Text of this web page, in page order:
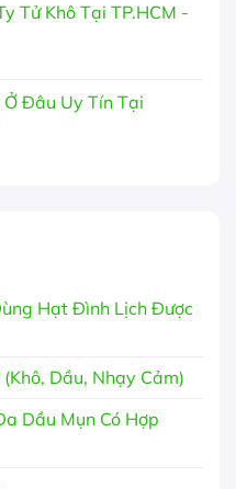
Tử Khô Tại TP.HCM -
Đâu Uy Tín Tại
Hạt Đình Lịch Được
Dầu, Nhạy Cảm)
Dầu Mụn Có Hợp